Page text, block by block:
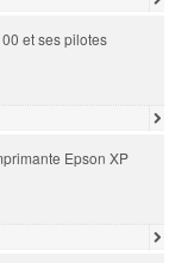
et ses pilotes
Epson XP